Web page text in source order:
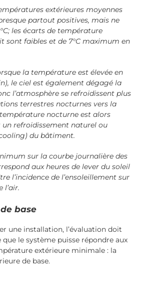
extérieures moyennes
partout positives, mais ne
les écarts de température
sont faibles et de 7°C maximum en
la température est élevée en
le ciel est également dégagé la
l’atmosphère se refroidissent plus
terrestres nocturnes vers la
nocturne est alors
refroidissement naturel ou
du bâtiment.
sur la courbe journalière des
aux heures de lever du soleil
l’incidence de l’ensoleillement sur
l’air.
base
une installation, l’évaluation doit
le système puisse répondre aux
extérieure minimale : la
de base.